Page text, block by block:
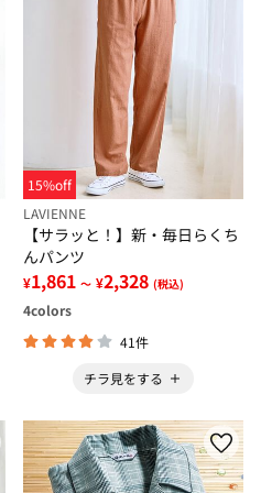
15%off
LAVIENNE
【サラッと！】新・毎日らくち
んパンツ
¥1,861 ～ ¥2,328 (税込)
4colors
41件
チラ見をする